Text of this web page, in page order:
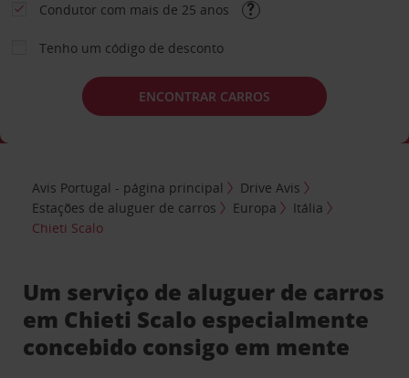
Condutor com mais de 25 anos
Tenho um código de desconto
ENCONTRAR CARROS
Avis Portugal - página principal
Drive Avis
Estações de aluguer de carros
Europa
Itália
Chieti Scalo
Um serviço de aluguer de carros
em Chieti Scalo especialmente
concebido consigo em mente